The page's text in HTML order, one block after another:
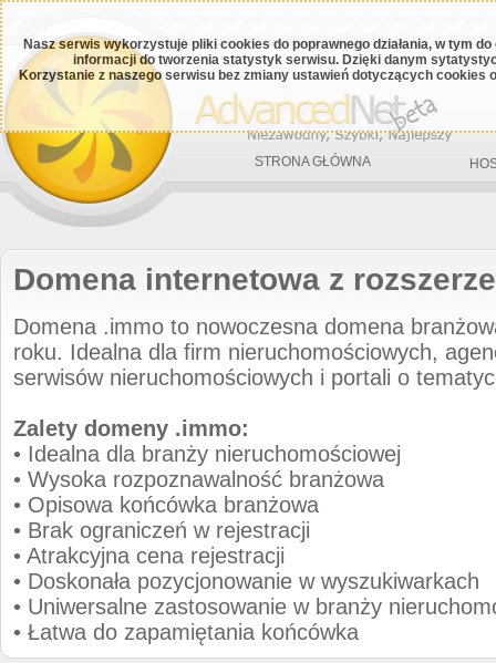
Nasz serwis wykorzystuje pliki cookies do poprawnego działania, w tym
informacji do tworzenia statystyk serwisu. Dzięki danym
Korzystanie z naszego serwisu bez zmiany ustawień dotyczących cookies
STRONA GŁÓWNA
Domena internetowa z
Domena .immo to nowoczesna domena
roku. Idealna dla firm nieruchomościowych,
serwisów nieruchomościowych i portali o
Zalety domeny .immo:
• Idealna dla branży nieruchomościowej
• Wysoka rozpoznawalność branżowa
• Opisowa końcówka branżowa
• Brak ograniczeń w rejestracji
• Atrakcyjna cena rejestracji
• Doskonała pozycjonowanie w wyszukiwarkach
• Uniwersalne zastosowanie w branży
• Łatwa do zapamiętania końcówka